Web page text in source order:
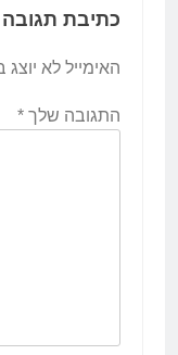
כתיבת תגובה
האימייל לא
התגובה שלך *